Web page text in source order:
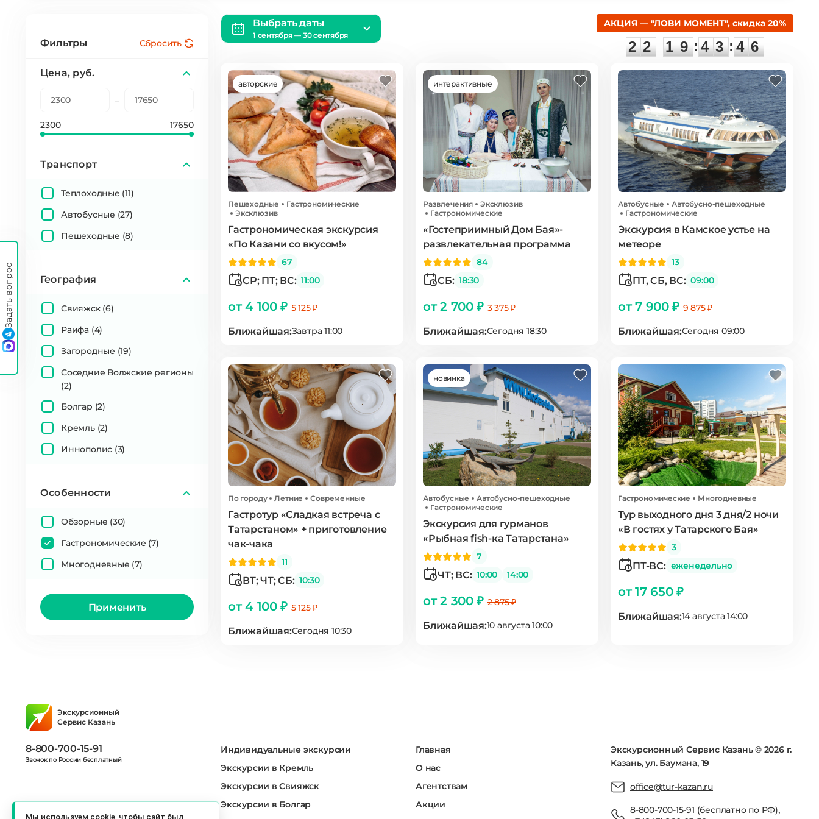
Мы используем cookie, чтобы сайт был
Задать вопрос
Фильтры Сбросить
Цена, руб.
–
2300 17650
Транспорт
Теплоходные (11)
Автобусные (27)
Пешеходные (8)
География
Свияжск (6)
Раифа (4)
Загородные (19)
Соседние Волжские регионы
(2)
Болгар (2)
Кремль (2)
Иннополис (3)
Особенности
Обзорные (30)
Гастрономические (7)
Многодневные (7)
Применить
Выбрать даты
1 сентября — 30 сентября
АКЦИЯ — "ЛОВИ МОМЕНТ", скидка 20%
2
2
2
2
1
1
9
9 :
4
4
3
3 :
4
4
5
5
авторские
Пешеходные
Гастрономические
Эксклюзив
Гастрономическая экскурсия
«По Казани со вкусом!»
67
СР; ПТ; ВС: 11:00
от 4 100 ₽5 125 ₽
Ближайшая:Завтра 11:00
интерактивные
Развлечения
Эксклюзив
Гастрономические
«Гостеприимный Дом Бая»-
развлекательная программа
84
СБ: 18:30
от 2 700 ₽3 375 ₽
Ближайшая:Сегодня 18:30
Автобусные
Автобусно-пешеходные
Гастрономические
Экскурсия в Камское устье на
метеоре
13
ПТ, СБ, ВС: 09:00
от 7 900 ₽9 875 ₽
Ближайшая:Сегодня 09:00
По городу Летние Современные
Гастротур «Сладкая встреча с
Татарстаном» + приготовление
чак-чака
11
ВТ; ЧТ; СБ: 10:30
от 4 100 ₽5 125 ₽
Ближайшая:Сегодня 10:30
новинка
Автобусные
Автобусно-пешеходные
Гастрономические
Экскурсия для гурманов
«Рыбная fish-ка Татарстана»
7
ЧТ; ВС: 10:00 14:00
от 2 300 ₽2 875 ₽
Ближайшая:10 августа 10:00
Гастрономические Многодневные
Тур выходного дня 3 дня/2 ночи
«В гостях у Татарского Бая»
3
ПТ-ВС: еженедельно
от 17 650 ₽
Ближайшая:14 августа 14:00
Экскурсионный
Сервис Казань
8-800-700-15-91
Звонок по России бесплатный
Индивидуальные экскурсии
Экскурсии в Кремль
Экскурсии в Свияжск
Экскурсии в Болгар
Главная
О нас
Агентствам
Акции
Экскурсионный Сервис Казань © 2026 г.
Казань, ул. Баумана, 19
office@tur-kazan.ru
8-800-700-15-91 (бесплатно по РФ),